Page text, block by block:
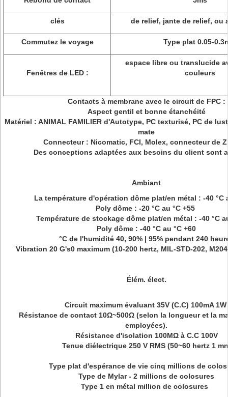
clés de relief, jante de relief, ou
Commutez le voyage Type plat 0.05-
Fenêtres de LED :
espace libre ou translucide
couleurs
Contacts à membrane avec le circuit de FPC :
Aspect gentil et bonne étanchéité
Matériel : ANIMAL FAMILIER d'Autotype, PC texturisé, PC de
mate
Connecteur : Nicomatic, FCI, Molex, connecteur de
Des conceptions adaptées aux besoins du client sont
Ambiant
La température d'opération dôme plat/en métal : -40 °C
Poly dôme : -20 °C au °C +55
Température de stockage dôme plat/en métal : -40 °C
Poly dôme : -40 °C au °C +60
°C de l'humidité 40, 90% | 95% pendant 240
Vibration 20 G's0 maximum (10-200 hertz, MIL-STD-202,
Élém. élect.
Circuit maximum évaluant 35V (C.C) 100mA 1W
Résistance de contact 10Ω~500Ω (selon la longueur et la
employées).
Résistance d'isolation 100MΩ à C.C 100V
Tenue diélectrique 250 V RMS (50~60 hertz 1
Type plat d'espérance de vie cinq millions de
Type de Mylar - 2 millions de colosures
Type 1 en métal million de colosures